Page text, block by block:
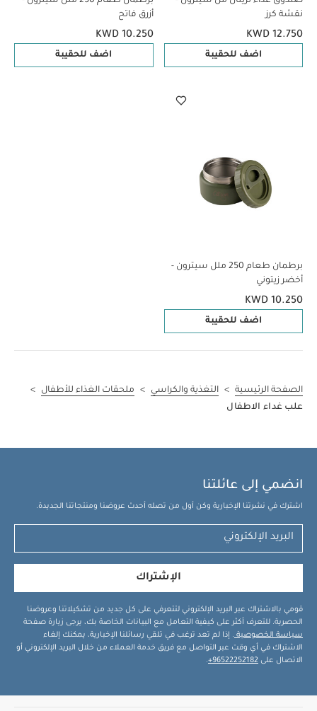
نقشة كرز
KWD 12.750
اضف للحقيبة
أزرق فاتح
KWD 10.250
اضف للحقيبة
برطمان طعام 250 ملل سيترون -
أخضر زيتوني
KWD 10.250
اضف للحقيبة
الصفحة الرئيسية > التغذية والكراسي > ملحقات الغذاء للأطفال
>
علب غداء الاطفال
انضمي إلى عائلتنا
اشترك في نشرتنا الإخبارية وكن أول من تصله أحدث عروضنا ومنتجاتنا الجديدة.
الإشتراك
قومي بالاشتراك عبر البريد الإلكتروني لتتعرفي على كل جديد من تشكيلاتنا وعروضنا
الحصرية. للتعرف أكثر على كيفية التعامل مع البيانات الخاصة بك، يرجى زيارة صفحة
سياسة الخصوصية . إذا لم تعد ترغب في تلقي رسائلنا الإخبارية، يمكنك إلغاء
الاشتراك في أي وقت عبر التواصل مع فريق خدمة العملاء من خلال البريد الإلكتروني أو
الاتصال على 96522252182+
.